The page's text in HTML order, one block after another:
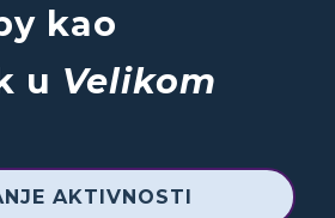
kao
u Velikom
AKTIVNOSTI